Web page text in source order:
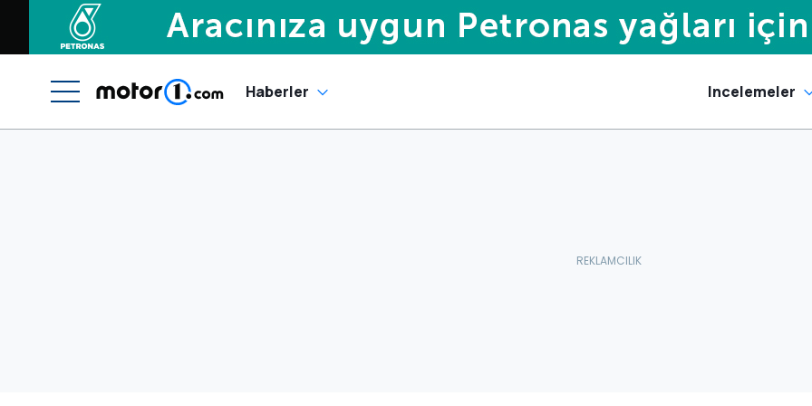
Haberler Incelemeler